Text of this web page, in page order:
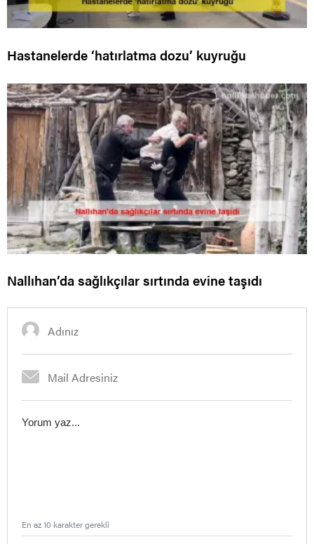
Hastanelerde ‘hatırlatma dozu’ kuyruğu
Nallıhan’da sağlıkçılar sırtında evine taşıdı
En az 10 karakter gerekli